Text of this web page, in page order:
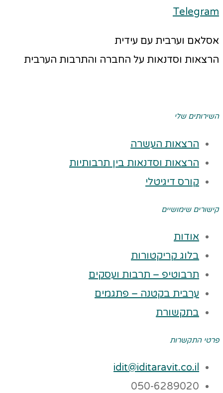
Telegram
אסלאם וערבית עם עידית
הרצאות וסדנאות על החברה והתרבות הערבית
השירותים שלי
הרצאות העשרה
הרצאות וסדנאות בין תרבותיות
קורס דיגיטלי
קישורים שימושיים
אודות
בלוג קריקטורות
תרבוטיפ – תרבות ועסקים
ערבית בקטנה – פתגמים
בתקשורת
פרטי התקשרות
idit@iditaravit.co.il
050-6289020